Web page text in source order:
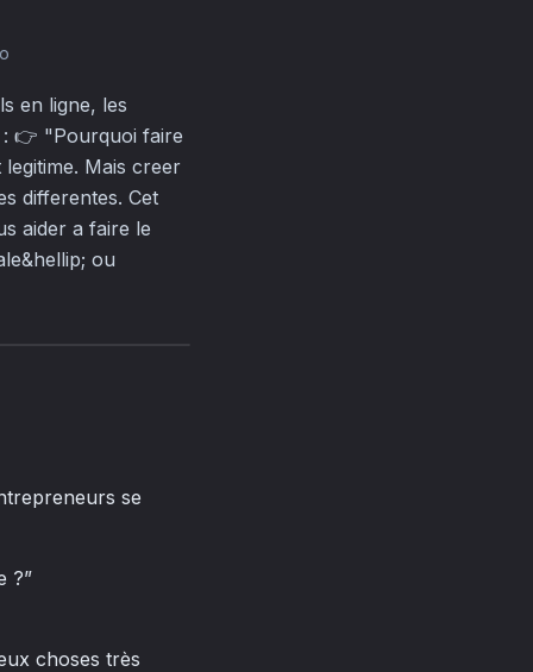
en ligne, les
👉 "Pourquoi faire
Mais creer
differentes. Cet
aider a faire le
ou
se
?”
choses très